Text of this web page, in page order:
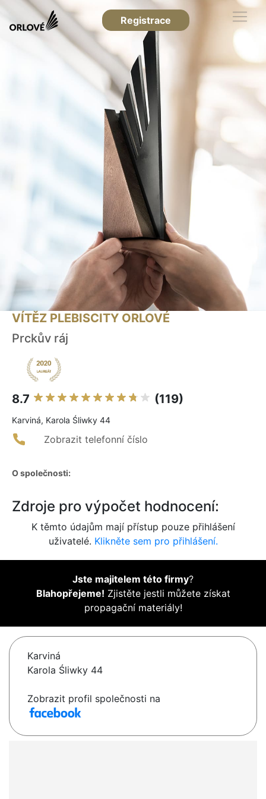
Registrace
VÍTĚZ PLEBISCITY ORLOVÉ
Prckův ráj
8.7 (119)
Karviná, Karola Śliwky 44
Zobrazit telefonní číslo
O společnosti:
Zdroje pro výpočet hodnocení:
K těmto údajům mají přístup pouze přihlášení
uživatelé. Klikněte sem pro přihlášení.
Jste majitelem této firmy?
Blahopřejeme! Zjistěte jestli můžete získat
propagační materiály!
Karviná
Karola Śliwky 44
Zobrazit profil společnosti na